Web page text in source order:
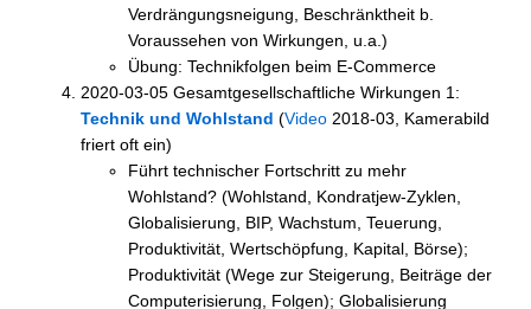
Verdrängungsneigung, Beschränktheit b.
Voraussehen von Wirkungen, u.a.)
Übung: Technikfolgen beim E-Commerce
2020-03-05 Gesamtgesellschaftliche Wirkungen 1:
Technik und Wohlstand (Video 2018-03, Kamerabild
friert oft ein)
Führt technischer Fortschritt zu mehr
Wohlstand? (Wohlstand, Kondratjew-Zyklen,
Globalisierung, BIP, Wachstum, Teuerung,
Produktivität, Wertschöpfung, Kapital, Börse);
Produktivität (Wege zur Steigerung, Beiträge der
Computerisierung, Folgen); Globalisierung